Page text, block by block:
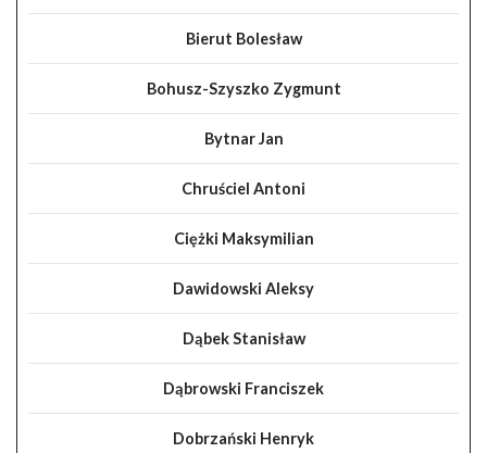
Bierut Bolesław
Bohusz-Szyszko Zygmunt
Bytnar Jan
Chruściel Antoni
Ciężki Maksymilian
Dawidowski Aleksy
Dąbek Stanisław
Dąbrowski Franciszek
Dobrzański Henryk